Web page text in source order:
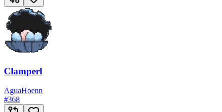
Clamperl
AguaHoenn
#368